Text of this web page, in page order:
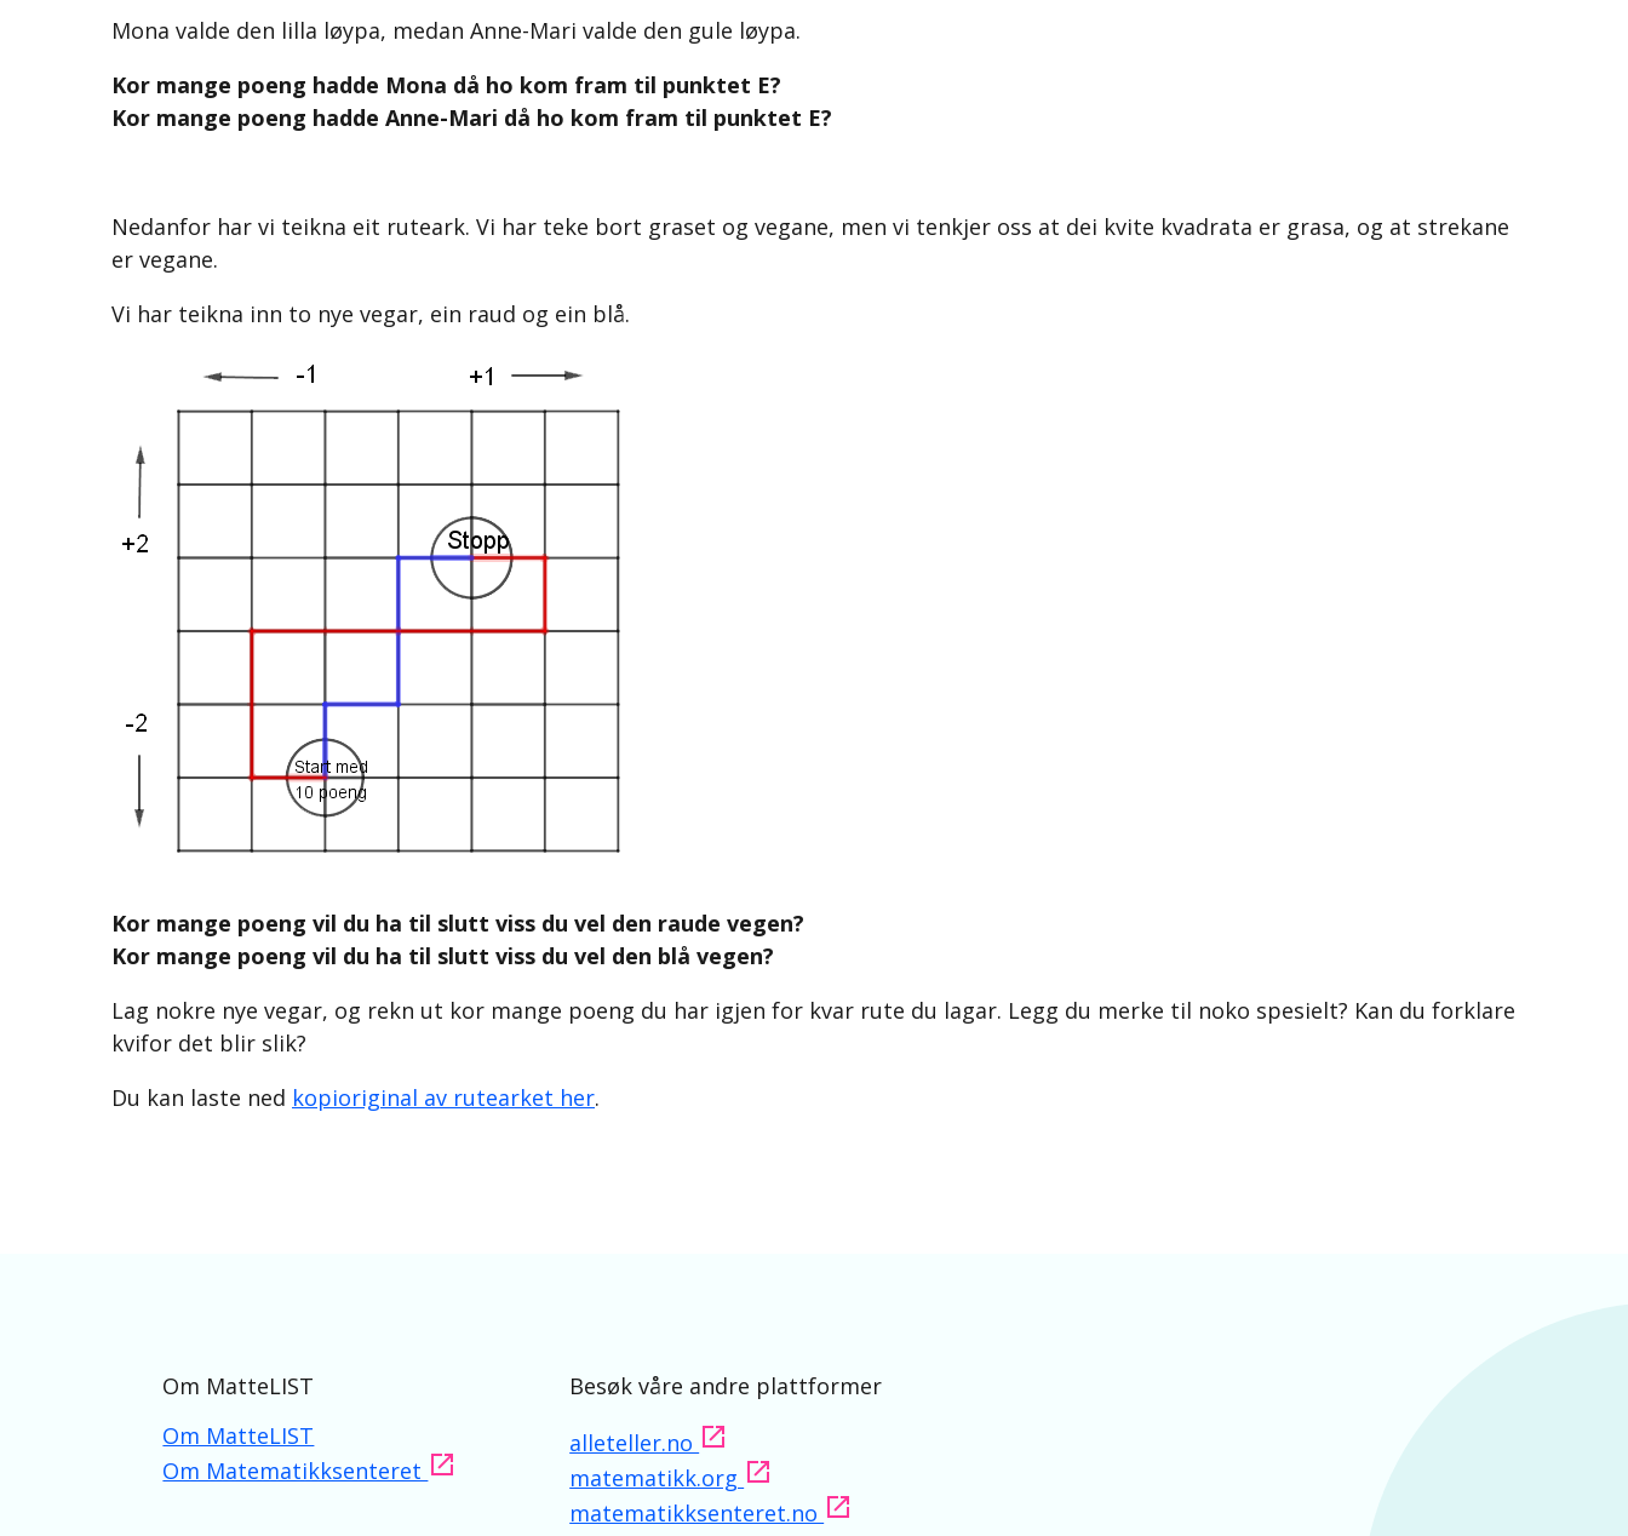
Mona valde den lilla løypa, medan Anne-Mari valde den gule løypa.
Kor mange poeng hadde Mona då ho kom fram til punktet E?
Kor mange poeng hadde Anne-Mari då ho kom fram til punktet E?
Nedanfor har vi teikna eit ruteark. Vi har teke bort graset og vegane, men vi tenkjer oss at dei kvite kvadrata er grasa, og at strekane
er vegane.
Vi har teikna inn to nye vegar, ein raud og ein blå.
Kor mange poeng vil du ha til slutt viss du vel den raude vegen?
Kor mange poeng vil du ha til slutt viss du vel den blå vegen?
Lag nokre nye vegar, og rekn ut kor mange poeng du har igjen for kvar rute du lagar. Legg du merke til noko spesielt? Kan du forklare
kvifor det blir slik?
Du kan laste ned kopioriginal av rutearket her.
Om MatteLIST
Om MatteLIST
Om Matematikksenteret
Besøk våre andre plattformer
alleteller.no
matematikk.org
matematikksenteret.no